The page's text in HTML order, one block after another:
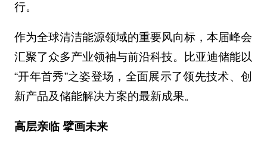
行。
作为全球清洁能源领域的重要风向标，本届峰会
汇聚了众多产业领袖与前沿科技。比亚迪储能以
“开年首秀”之姿登场，全面展示了领先技术、创
新产品及储能解决方案的最新成果。
高层亲临 擘画未来